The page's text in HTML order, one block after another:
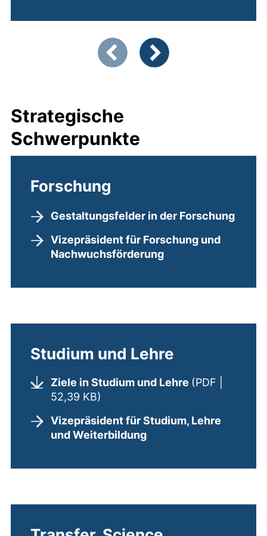
Zeigt Folie 1 von 4
Strategische
Schwerpunkte
Forschung
Gestaltungsfelder in der Forschung
Vizepräsident für Forschung und
Nachwuchsförderung
Studium und Lehre
Ziele in Studium und Lehre (PDF |
52,39 KB)
Vizepräsident für Studium, Lehre
und Weiterbildung